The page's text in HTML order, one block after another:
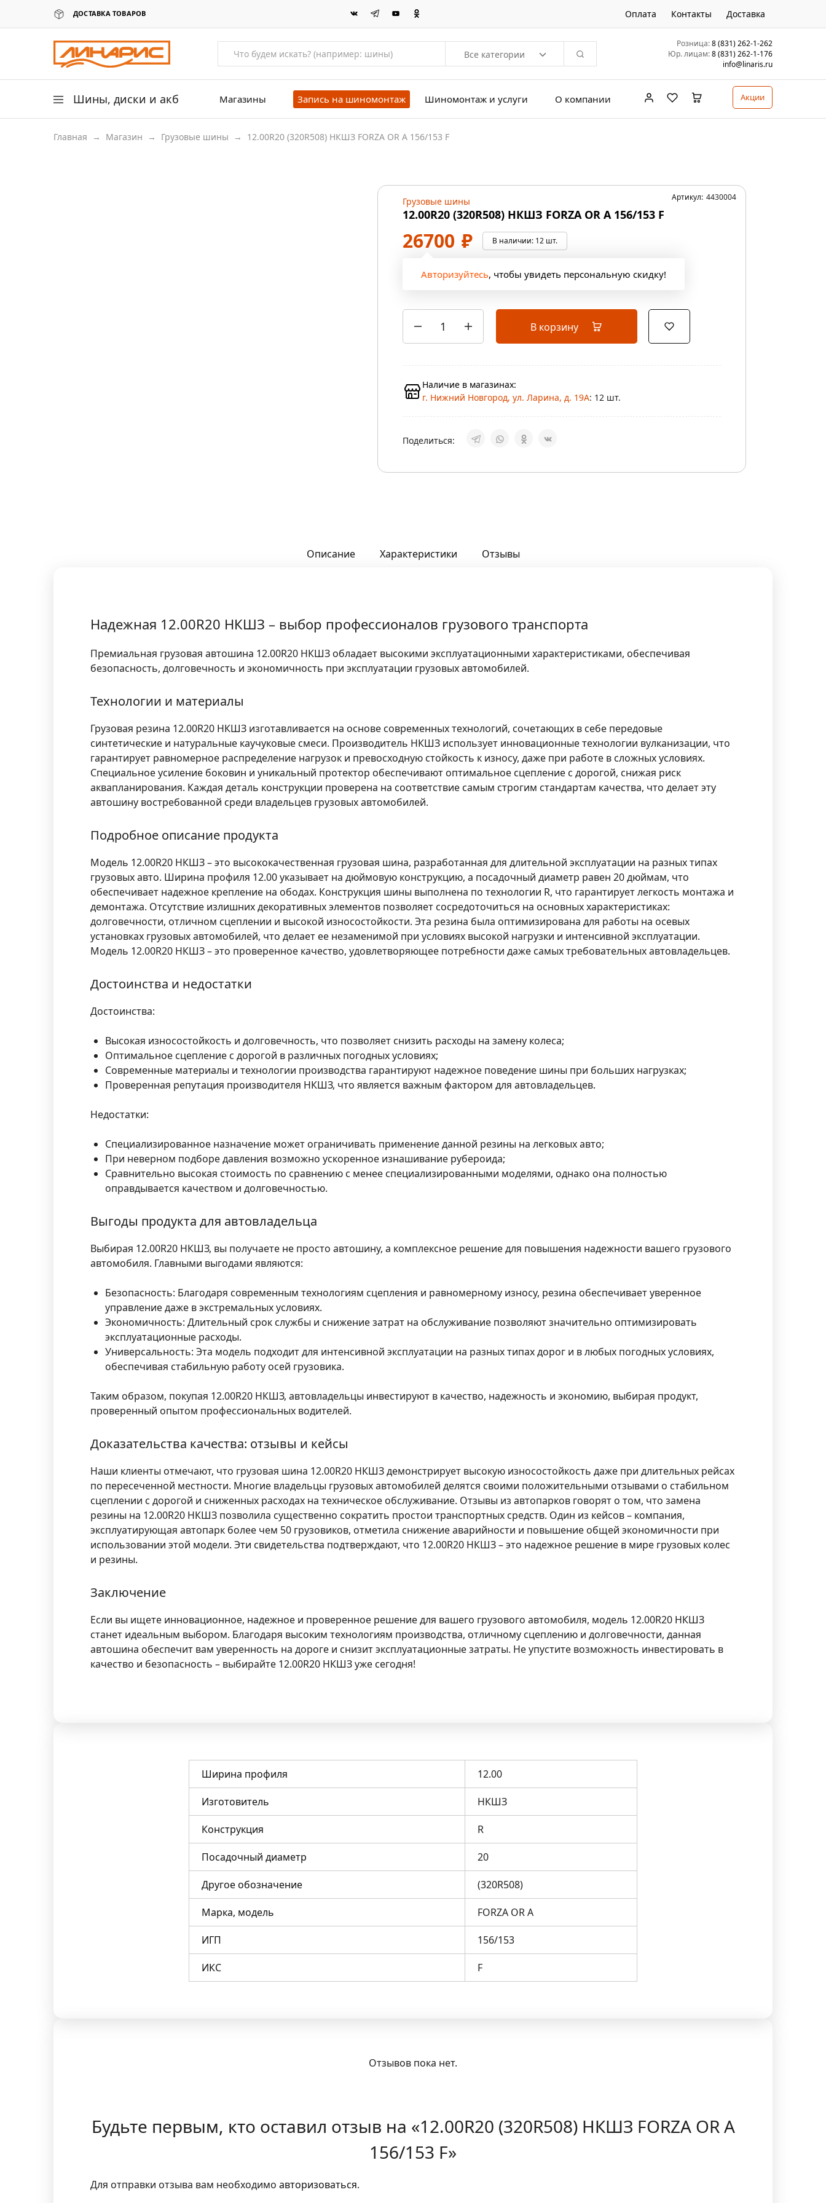
ДОСТАВКА ТОВАРОВ Оплата Контакты Доставка
Линарис
Продажа
шин,
дисков
аккумуляторов
Все категории
Розница:8 (831) 262-1-262
Юр. лицам:8 (831) 262-1-176
info@linaris.ru
Шины, диски и акб
Легковые шины
Магазины Запись на шиномонтаж Шиномонтаж и услуги О компании Акции
Главная → Магазин → Грузовые шины → 12.00R20 (320R508) НКШЗ FORZA OR A 156/153 F
Грузовые шины
12.00R20 (320R508) НКШЗ FORZA OR A 156/153 F
26700 ₽ В наличии:12 шт.
Авторизуйтесь, чтобы увидеть персональную скидку!
В корзину
Артикул: 4430004
Наличие в магазинах:
г. Нижний Новгород, ул. Ларина, д. 19А: 12 шт.
Поделиться:
Описание Характеристики Отзывы
Надежная 12.00R20 НКШЗ – выбор профессионалов грузового транспорта
Премиальная грузовая автошина 12.00R20 НКШЗ обладает высокими эксплуатационными характеристиками, обеспечивая
безопасность, долговечность и экономичность при эксплуатации грузовых автомобилей.
Технологии и материалы
Грузовая резина 12.00R20 НКШЗ изготавливается на основе современных технологий, сочетающих в себе передовые
синтетические и натуральные каучуковые смеси. Производитель НКШЗ использует инновационные технологии вулканизации, что
гарантирует равномерное распределение нагрузок и превосходную стойкость к износу, даже при работе в сложных условиях.
Специальное усиление боковин и уникальный протектор обеспечивают оптимальное сцепление с дорогой, снижая риск
аквапланирования. Каждая деталь конструкции проверена на соответствие самым строгим стандартам качества, что делает эту
автошину востребованной среди владельцев грузовых автомобилей.
Подробное описание продукта
Модель 12.00R20 НКШЗ – это высококачественная грузовая шина, разработанная для длительной эксплуатации на разных типах
грузовых авто. Ширина профиля 12.00 указывает на дюймовую конструкцию, а посадочный диаметр равен 20 дюймам, что
обеспечивает надежное крепление на ободах. Конструкция шины выполнена по технологии R, что гарантирует легкость монтажа и
демонтажа. Отсутствие излишних декоративных элементов позволяет сосредоточиться на основных характеристиках:
долговечности, отличном сцеплении и высокой износостойкости. Эта резина была оптимизирована для работы на осевых
установках грузовых автомобилей, что делает ее незаменимой при условиях высокой нагрузки и интенсивной эксплуатации.
Модель 12.00R20 НКШЗ – это проверенное качество, удовлетворяющее потребности даже самых требовательных автовладельцев.
Достоинства и недостатки
Достоинства:
Высокая износостойкость и долговечность, что позволяет снизить расходы на замену колеса;
Оптимальное сцепление с дорогой в различных погодных условиях;
Современные материалы и технологии производства гарантируют надежное поведение шины при больших нагрузках;
Проверенная репутация производителя НКШЗ, что является важным фактором для автовладельцев.
Недостатки:
Специализированное назначение может ограничивать применение данной резины на легковых авто;
При неверном подборе давления возможно ускоренное изнашивание рубероида;
Сравнительно высокая стоимость по сравнению с менее специализированными моделями, однако она полностью
оправдывается качеством и долговечностью.
Выгоды продукта для автовладельца
Выбирая 12.00R20 НКШЗ, вы получаете не просто автошину, а комплексное решение для повышения надежности вашего грузового
автомобиля. Главными выгодами являются:
Безопасность: Благодаря современным технологиям сцепления и равномерному износу, резина обеспечивает уверенное
управление даже в экстремальных условиях.
Экономичность: Длительный срок службы и снижение затрат на обслуживание позволяют значительно оптимизировать
эксплуатационные расходы.
Универсальность: Эта модель подходит для интенсивной эксплуатации на разных типах дорог и в любых погодных условиях,
обеспечивая стабильную работу осей грузовика.
Таким образом, покупая 12.00R20 НКШЗ, автовладельцы инвестируют в качество, надежность и экономию, выбирая продукт,
проверенный опытом профессиональных водителей.
Доказательства качества: отзывы и кейсы
Наши клиенты отмечают, что грузовая шина 12.00R20 НКШЗ демонстрирует высокую износостойкость даже при длительных рейсах
по пересеченной местности. Многие владельцы грузовых автомобилей делятся своими положительными отзывами о стабильном
сцеплении с дорогой и сниженных расходах на техническое обслуживание. Отзывы из автопарков говорят о том, что замена
резины на 12.00R20 НКШЗ позволила существенно сократить простои транспортных средств. Один из кейсов – компания,
эксплуатирующая автопарк более чем 50 грузовиков, отметила снижение аварийности и повышение общей экономичности при
использовании этой модели. Эти свидетельства подтверждают, что 12.00R20 НКШЗ – это надежное решение в мире грузовых колес
и резины.
Заключение
Если вы ищете инновационное, надежное и проверенное решение для вашего грузового автомобиля, модель 12.00R20 НКШЗ
станет идеальным выбором. Благодаря высоким технологиям производства, отличному сцеплению и долговечности, данная
автошина обеспечит вам уверенность на дороге и снизит эксплуатационные затраты. Не упустите возможность инвестировать в
качество и безопасность – выбирайте 12.00R20 НКШЗ уже сегодня!
Ширина профиля 12.00
Изготовитель НКШЗ
Конструкция R
Посадочный диаметр 20
Другое обозначение (320R508)
Марка, модель FORZA OR A
ИГП 156/153
ИКС F
Отзывов пока нет.
Будьте первым, кто оставил отзыв на «12.00R20 (320R508) НКШЗ FORZA OR A
156/153 F»
Для отправки отзыва вам необходимо авторизоваться.